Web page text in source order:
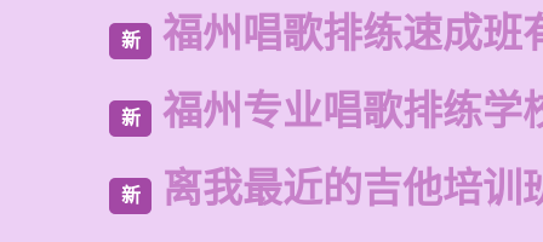
新 福州唱歌排练速成班
新 福州专业唱歌排练学
新 离我最近的吉他培训